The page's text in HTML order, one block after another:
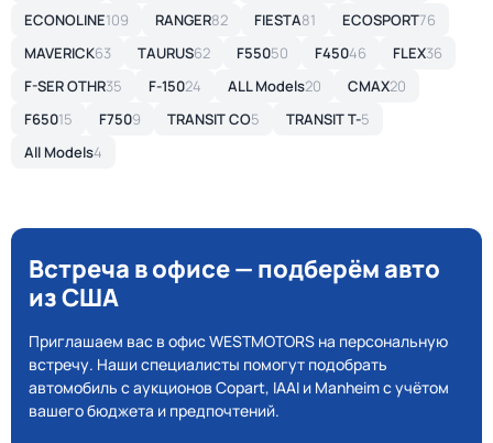
ECONOLINE109 RANGER82 FIESTA81 ECOSPORT76
MAVERICK63 TAURUS62 F55050 F45046 FLEX36
F-SER OTHR35 F-15024 ALL Models20 CMAX20
F65015 F7509 TRANSIT CO5 TRANSIT T-5
All Models4
Встреча в офисе — подберём авто
из США
Приглашаем вас в офис WESTMOTORS на персональную
встречу. Наши специалисты помогут подобрать
автомобиль с аукционов Copart, IAAI и Manheim с учётом
вашего бюджета и предпочтений.